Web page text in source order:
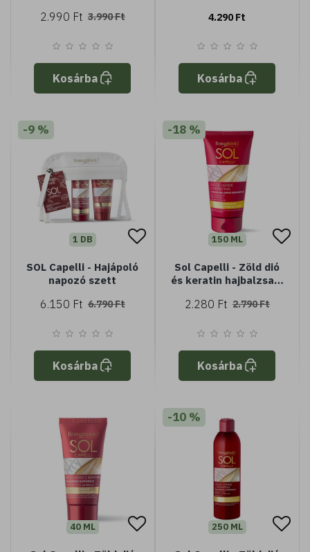
Argán olajjal és E-
védelem SPF30 vízálló
2.990 Ft 3.990 Ft
Kosárba
4.290 Ft
Kosárba
-9 %
1 DB
SOL Capelli - Hajápoló
napozó szett
6.150 Ft 6.790 Ft
Kosárba
-18 %
150 ML
Sol Capelli - Zöld dió
és keratin hajbalzsam
2.280 Ft 2.790 Ft
Kosárba
40 ML
-10 %
250 ML